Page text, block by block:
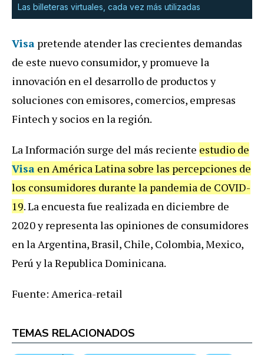
Las billeteras virtuales, cada vez más utilizadas
Visa pretende atender las crecientes demandas
de este nuevo consumidor, y promueve la
innovación en el desarrollo de productos y
soluciones con emisores, comercios, empresas
Fintech y socios en la región.
La Información surge del más reciente estudio de
Visa en América Latina sobre las percepciones de
los consumidores durante la pandemia de COVID-
19. La encuesta fue realizada en diciembre de
2020 y representa las opiniones de consumidores
en la Argentina, Brasil, Chile, Colombia, Mexico,
Perú y la Republica Dominicana.
Fuente: America-retail
TEMAS RELACIONADOS